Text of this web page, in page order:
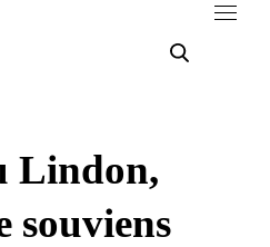
Lindon,
souviens